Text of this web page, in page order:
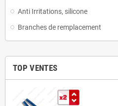
Anti Irritations, silicone
Branches de remplacement
TOP VENTES